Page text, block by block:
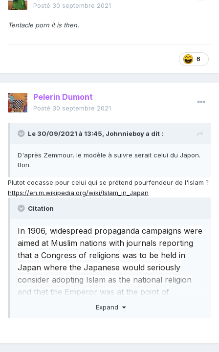
Posté 30 septembre 2021
Tentacle porn it is then.
6
Pelerin Dumont
Posté 30 septembre 2021
Le 30/09/2021 à 13:45, Johnnieboya dit :
D'après Zemmour, le modèle à suivre serait celui du Japon.
Bon.
Plutot cocasse pour celui qui se prétend pourfendeur de l'islam ?
https://en.m.wikipedia.org/wiki/Islam_in_Japan
Citation
In 1906, widespread propaganda campaigns were
aimed at Muslim nations with journals reporting
that a Congress of religions was to be held in
Japan where the Japanese would seriously
consider adopting Islam as the national religion
and that the Emperor was at the point of
Expand